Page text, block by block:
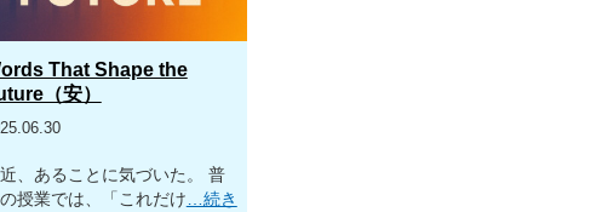
That Shape the
（安）
、あることに気づいた。 普
授業では、「これだけ…続き